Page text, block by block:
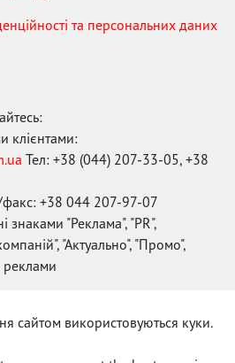
та персональних даних
клієнтами:
Тел: +38 (044) 207-33-05, +38
факс: +38 044 207-97-07
знаками "Реклама", "PR",
"Актуально", "Промо",
реклами
сайтом використовуються куки.